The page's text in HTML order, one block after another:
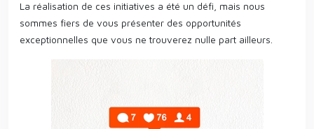
La réalisation de ces initiatives a été un défi, mais nous
sommes fiers de vous présenter des opportunités
exceptionnelles que vous ne trouverez nulle part ailleurs.